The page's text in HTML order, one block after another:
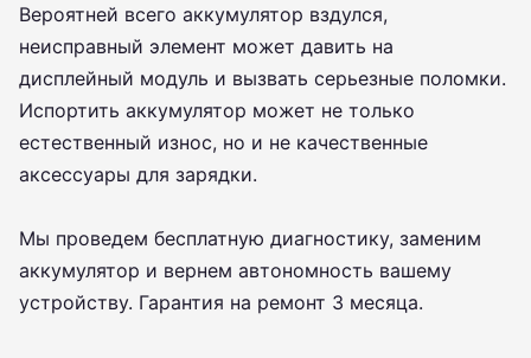
Вероятней всего аккумулятор вздулся,
неисправный элемент может давить на
дисплейный модуль и вызвать серьезные поломки.
Испортить аккумулятор может не только
естественный износ, но и не качественные
аксессуары для зарядки.
Мы проведем бесплатную диагностику, заменим
аккумулятор и вернем автономность вашему
устройству. Гарантия на ремонт 3 месяца.